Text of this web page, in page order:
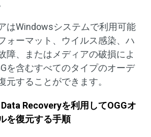
はWindowsシステムで利用可能
ォーマット、ウイルス感染、ハ
障、またはメディアの破損によ
を含むすべてのタイプのオーデ
元することができます。
Recoveryを利用してOGGオ
を復元する手順